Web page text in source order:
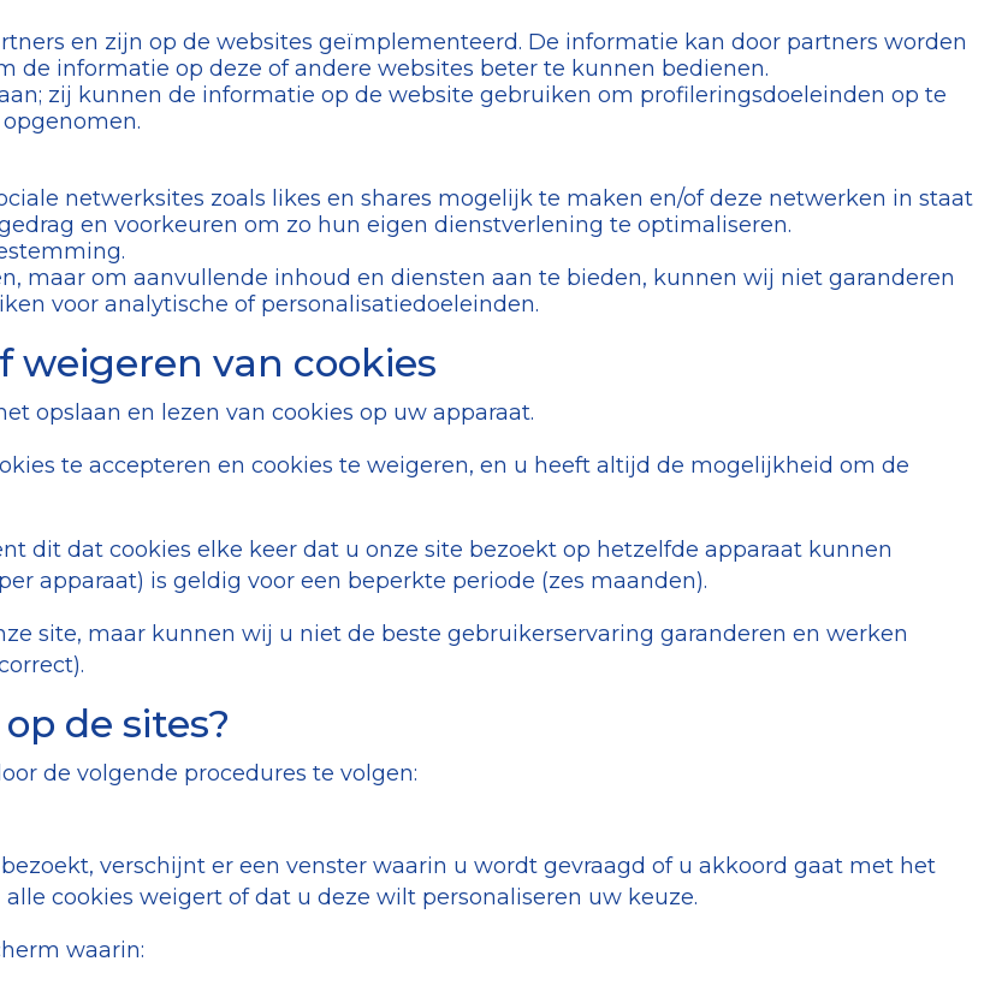
en zijn op de websites geïmplementeerd. De informatie kan door partners worden
informatie op deze of andere websites beter te kunnen bedienen.
zij kunnen de informatie op de website gebruiken om profileringsdoeleinden op te
netwerksites zoals likes en shares mogelijk te maken en/of deze netwerken in staat
en voorkeuren om zo hun eigen dienstverlening te optimaliseren.
maar om aanvullende inhoud en diensten aan te bieden, kunnen wij niet garanderen
voor analytische of personalisatiedoeleinden.
weigeren van cookies
opslaan en lezen van cookies op uw apparaat.
te accepteren en cookies te weigeren, en u heeft altijd de mogelijkheid om de
dit dat cookies elke keer dat u onze site bezoekt op hetzelfde apparaat kunnen
apparaat) is geldig voor een beperkte periode (zes maanden).
site, maar kunnen wij u niet de beste gebruikerservaring garanderen en werken
de sites?
de volgende procedures te volgen:
verschijnt er een venster waarin u wordt gevraagd of u akkoord gaat met het
cookies weigert of dat u deze wilt personaliseren uw keuze.
waarin: